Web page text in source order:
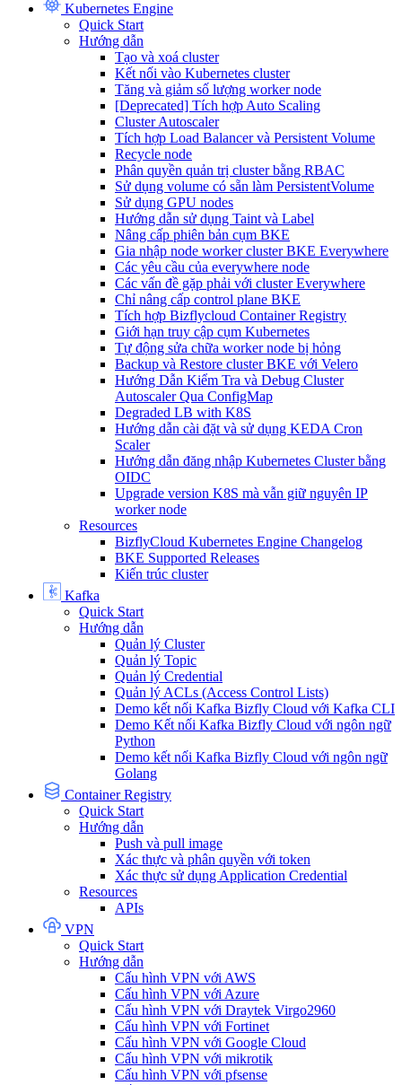
Kubernetes Engine
Quick Start
Hướng dẫn
Tạo và xoá cluster
Kết nối vào Kubernetes cluster
Tăng và giảm số lượng worker node
[Deprecated] Tích hợp Auto Scaling
Cluster Autoscaler
Tích hợp Load Balancer và Persistent Volume
Recycle node
Phân quyền quản trị cluster bằng RBAC
Sử dụng volume có sẵn làm PersistentVolume
Sử dụng GPU nodes
Hướng dẫn sử dụng Taint và Label
Nâng cấp phiên bản cụm BKE
Gia nhập node worker cluster BKE Everywhere
Các yêu cầu của everywhere node
Các vấn đề gặp phải với cluster Everywhere
Chỉ nâng cấp control plane BKE
Tích hợp Bizflycloud Container Registry
Giới hạn truy cập cụm Kubernetes
Tự động sửa chữa worker node bị hỏng
Backup và Restore cluster BKE với Velero
Hướng Dẫn Kiểm Tra và Debug Cluster
Autoscaler Qua ConfigMap
Degraded LB with K8S
Hướng dẫn cài đặt và sử dụng KEDA Cron
Scaler
Hướng dẫn đăng nhập Kubernetes Cluster bằng
OIDC
Upgrade version K8S mà vẫn giữ nguyên IP
worker node
Resources
BizflyCloud Kubernetes Engine Changelog
BKE Supported Releases
Kiến trúc cluster
Kafka
Quick Start
Hướng dẫn
Quản lý Cluster
Quản lý Topic
Quản lý Credential
Quản lý ACLs (Access Control Lists)
Demo kết nối Kafka Bizfly Cloud với Kafka CLI
Demo Kết nối Kafka Bizfly Cloud với ngôn ngữ
Python
Demo kết nối Kafka Bizfly Cloud với ngôn ngữ
Golang
Container Registry
Quick Start
Hướng dẫn
Push và pull image
Xác thực và phân quyền với token
Xác thực sử dụng Application Credential
Resources
APIs
VPN
Quick Start
Hướng dẫn
Cấu hình VPN với AWS
Cấu hình VPN với Azure
Cấu hình VPN với Draytek Virgo2960
Cấu hình VPN với Fortinet
Cấu hình VPN với Google Cloud
Cấu hình VPN với mikrotik
Cấu hình VPN với pfsense